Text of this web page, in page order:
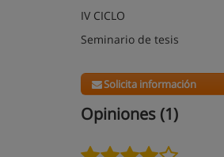
IV CICLO
Seminario de tesis
Solicita información
Opiniones (1)